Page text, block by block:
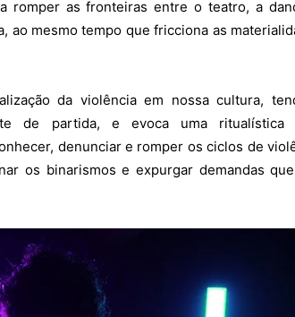
romper as fronteiras entre o teatro, a
ao mesmo tempo que fricciona as
da violência em nossa cultura,
de partida, e evoca uma ritualística
denunciar e romper os ciclos de
os binarismos e expurgar demandas